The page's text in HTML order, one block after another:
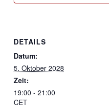
DETAILS
Datum:
5. Oktober 2028
Zeit:
19:00 - 21:00
CET